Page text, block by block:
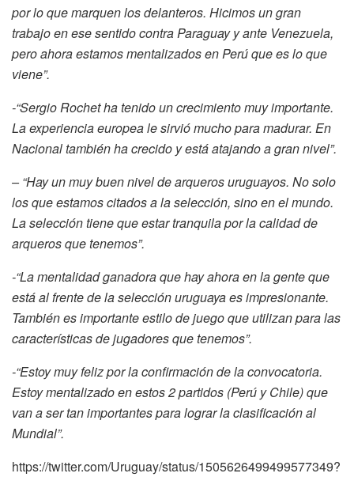
por lo que marquen los delanteros. Hicimos un gran
trabajo en ese sentido contra Paraguay y ante Venezuela,
pero ahora estamos mentalizados en Perú que es lo que
viene”.
-“Sergio Rochet ha tenido un crecimiento muy importante.
La experiencia europea le sirvió mucho para madurar. En
Nacional también ha crecido y está atajando a gran nivel”.
– “Hay un muy buen nivel de arqueros uruguayos. No solo
los que estamos citados a la selección, sino en el mundo.
La selección tiene que estar tranquila por la calidad de
arqueros que tenemos”.
-“La mentalidad ganadora que hay ahora en la gente que
está al frente de la selección uruguaya es impresionante.
También es importante estilo de juego que utilizan para las
características de jugadores que tenemos”.
-“Estoy muy feliz por la confirmación de la convocatoria.
Estoy mentalizado en estos 2 partidos (Perú y Chile) que
van a ser tan importantes para lograr la clasificación al
Mundial”.
https://twitter.com/Uruguay/status/1505626499499577349?